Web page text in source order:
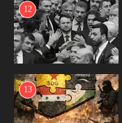
12
13